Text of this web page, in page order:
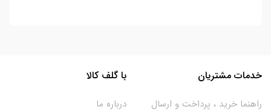
خدمات مشتریان
راهنما خرید ، پرداخت و ارسال
با گلف کالا
درباره ما